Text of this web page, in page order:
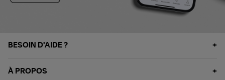
BESOIN D'AIDE ?
À PROPOS